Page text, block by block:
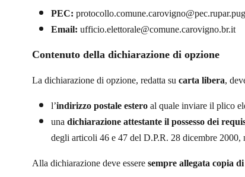
PEC:
Email: ufficio.elettorale@comune.carovigno.br.it
Contenuto della dichiarazione di opzione
La dichiarazione di opzione, redatta su carta libera,
l’indirizzo postale esteroal quale inviare il plico
una dichiarazione attestante il possesso dei
degli articoli 46 e 47 del D.P.R. 28 dicembre 2000,
Alla dichiarazione deve essere sempre allegata copia